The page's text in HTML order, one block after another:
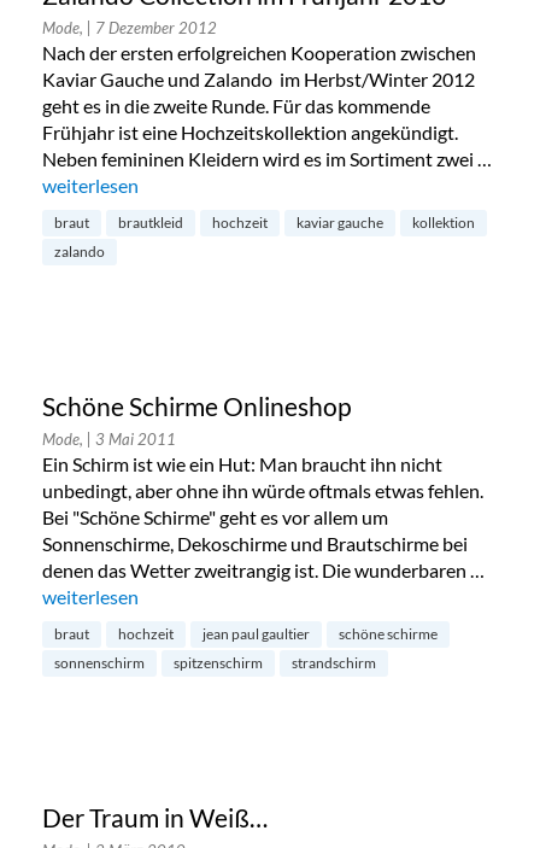
Mode, | 7 Dezember 2012
Nach der ersten erfolgreichen Kooperation zwischen
Kaviar Gauche und Zalando im Herbst/Winter 2012
geht es in die zweite Runde. Für das kommende
Frühjahr ist eine Hochzeitskollektion angekündigt.
Neben femininen Kleidern wird es im Sortiment zwei …
„Brautkleid von Kaviar Gauche for Zalando Collection im
weiterlesen
braut brautkleid hochzeit kaviar gauche
kollektion
zalando
Schöne Schirme Onlineshop
Mode, | 3 Mai 2011
Ein Schirm ist wie ein Hut: Man braucht ihn nicht
unbedingt, aber ohne ihn würde oftmals etwas fehlen.
Bei "Schöne Schirme" geht es vor allem um
Sonnenschirme, Dekoschirme und Brautschirme bei
denen das Wetter zweitrangig ist. Die wunderbaren …
„Schöne Schirme Onlineshop“
weiterlesen
braut hochzeit jean paul gaultier
schöne schirme
sonnenschirm
spitzenschirm strandschirm
Der Traum in Weiß…